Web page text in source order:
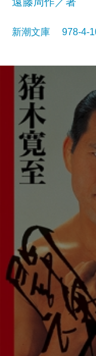
新潮文庫 978-4-